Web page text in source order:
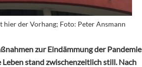
hier der Vorhang; Foto: Peter Ansmann
zur Eindämmung der Pandemie
stand zwischenzeitlich still. Nach